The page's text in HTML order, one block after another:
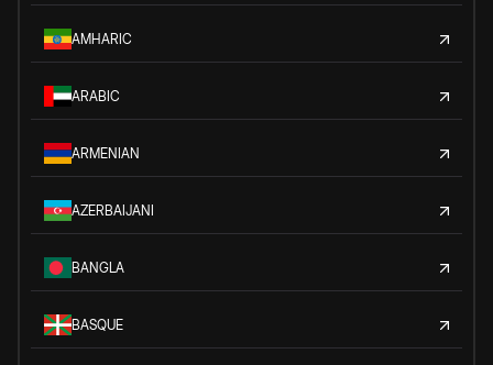
AMHARIC
ARABIC
ARMENIAN
AZERBAIJANI
BANGLA
BASQUE